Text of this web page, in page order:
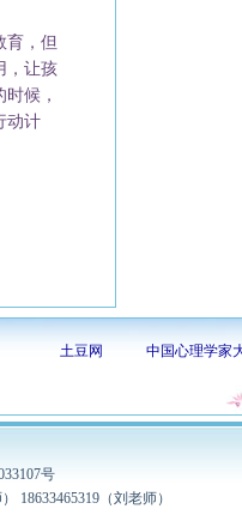
育，但
，让孩
候，
动计
土豆网 中国心理学家
号
18633465319（刘老师）